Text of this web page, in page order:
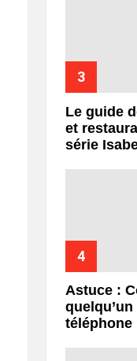
Le guide
et
série
Astuce :
téléphone